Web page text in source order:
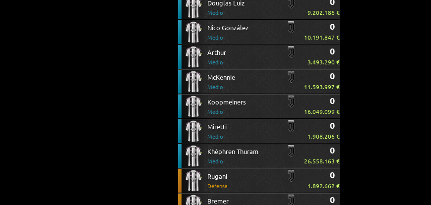
Douglas Luiz
Medio 9.202.186 €
Nico González
Medio
0
10.191.847 €
Arthur
Medio
0
3.493.290 €
McKennie
Medio
0
11.593.997 €
Koopmeiners
Medio
0
16.049.099 €
Miretti
Medio
0
1.908.206 €
Khéphren Thuram
Medio
0
26.558.163 €
Rugani
Defensa
0
1.892.662 €
Bremer 0